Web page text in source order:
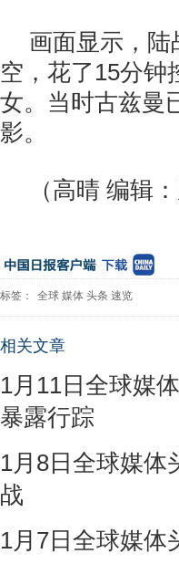
画面显示，
空，花了15分钟
女。当时古兹曼
影。
（高晴 编辑
标签： 全球 媒体 头条 速览
相关文章
1月11日全球媒
暴露行踪
1月8日全球媒体
战
1月7日全球媒体